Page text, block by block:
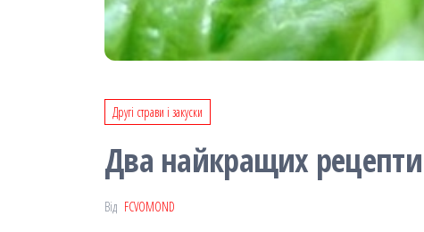
Другі страви і закуски
Два найкращих
Від FCVOMOND